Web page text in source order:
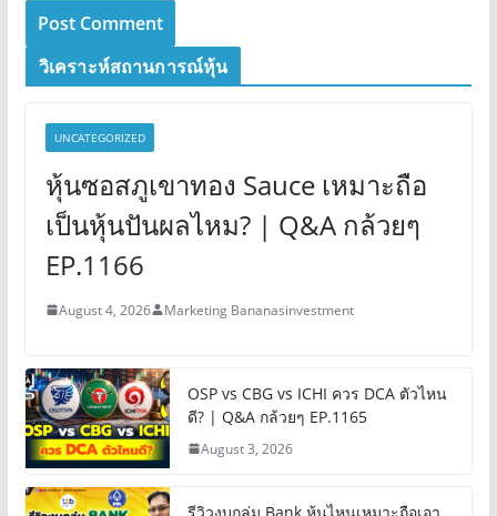
วิเคราะห์สถานการณ์หุ้น
UNCATEGORIZED
หุ้นซอสภูเขาทอง Sauce เหมาะถือ
เป็นหุ้นปันผลไหม? | Q&A กล้วยๆ
EP.1166
August 4, 2026 Marketing Bananasinvestment
OSP vs CBG vs ICHI ควร DCA ตัวไหน
ดี? | Q&A กล้วยๆ EP.1165
August 3, 2026
รีวิวงบกลุ่ม Bank หุ้นไหนเหมาะถือเอา